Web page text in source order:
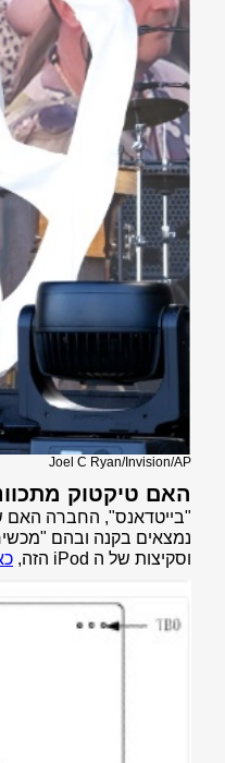
Joel C Ryan/Invision/AP
האם טיקטוק
נמצאים בקנה ובהם
וסקיצות של ה iPod הזה,